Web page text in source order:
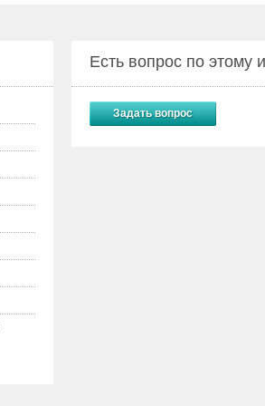
Есть вопрос по этому
Задать вопрос